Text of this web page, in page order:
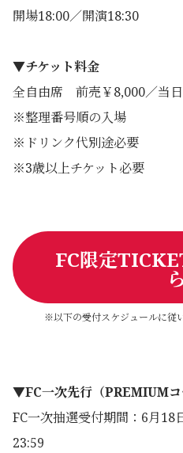
開場18:00／開演18:30
▼チケット料金
全自由席 前売￥8,000／当
※整理番号順の入場
※ドリンク代別途必要
※3歳以上チケット必要
FC限定
ら
※以下の受付スケジュールに従
▼FC一次先行（PREMIUMコ
FC一次抽選受付期間：6月18
23:59